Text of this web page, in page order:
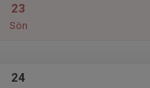
23
Sön
24